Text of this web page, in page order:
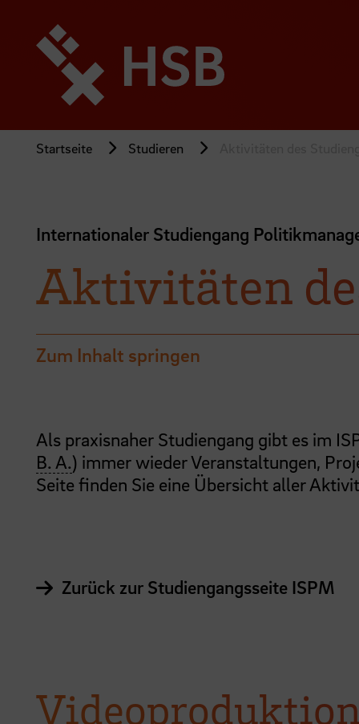
Seiteninhalt
springen
Startseite Studieren
Internationaler Studiengang
Aktivitäten
Zum Inhalt springen
Als praxisnaher Studiengang gibt es im
B. A.) immer wieder Veranstaltungen,
Seite finden Sie eine Übersicht aller
Zurück zur Studiengangsseite ISPM